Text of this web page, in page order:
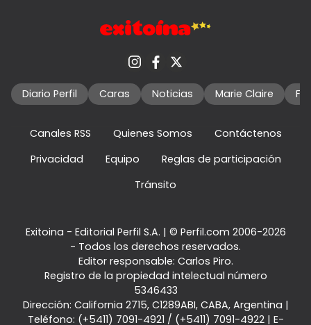
Diario Perfil Caras Noticias Marie Claire
Canales RSS Quienes Somos
Contáctenos
Privacidad
Equipo
Reglas de participación
Tránsito
Exitoina - Editorial Perfil S.A. | © Perfil.com 2006-2026
- Todos los derechos reservados.
Editor responsable: Carlos Piro.
Registro de la propiedad intelectual número
5346433
Dirección: California 2715, C1289ABI, CABA, Argentina |
Teléfono: (+5411) 7091-4921 / (+5411) 7091-4922| E-